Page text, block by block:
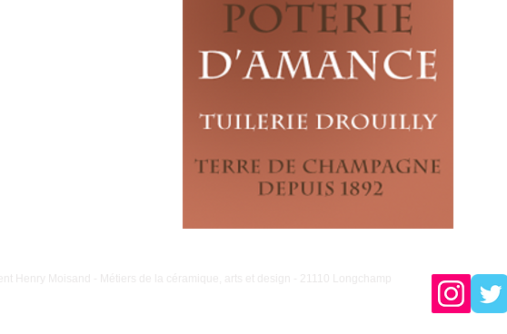
Henry Moisand - Métiers de la céramique, arts et design - 21110 Longchamp